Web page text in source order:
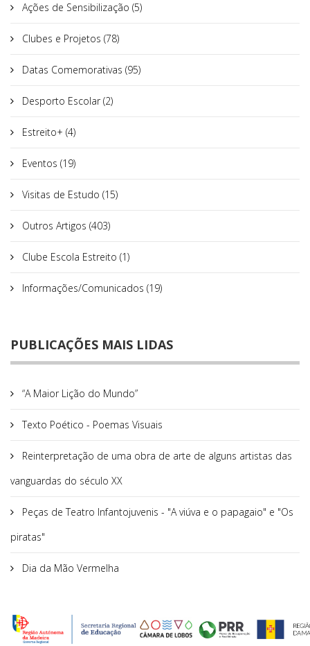
Ações de Sensibilização (5)
Clubes e Projetos (78)
Datas Comemorativas (95)
Desporto Escolar (2)
Estreito+ (4)
Eventos (19)
Visitas de Estudo (15)
Outros Artigos (403)
Clube Escola Estreito (1)
Informações/Comunicados (19)
PUBLICAÇÕES MAIS LIDAS
“A Maior Lição do Mundo”
Texto Poético - Poemas Visuais
Reinterpretação de uma obra de arte de alguns artistas das
vanguardas do século XX
Peças de Teatro Infantojuvenis - "A viúva e o papagaio" e "Os
piratas"
Dia da Mão Vermelha